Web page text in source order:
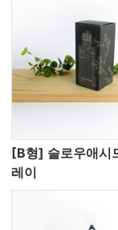
[B형] 슬로우애시
레이